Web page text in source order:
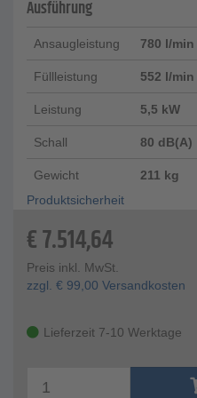
Ausführung
Ansaugleistung 780 l/min
Füllleistung 552 l/min
Leistung 5,5 kW
Schall 80 dB(A)
Gewicht
211 kg
Produktsicherheit
€7.514,64
Preis inkl. MwSt.
zzgl. € 99,00 Versandkosten
Lieferzeit 7-10 Werktage